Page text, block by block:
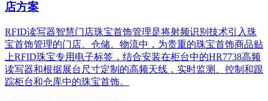
店方案
RFID读写器智慧门店珠宝首饰管理是将射频识别技术引入珠
宝首饰管理的门店、仓储、物流中，为贵重的珠宝首饰商品贴
上RFID珠宝专用电子标签，结合安装在柜台中的HR7738高频
读写器和根据展台尺寸定制的高频天线，实时监测、控制和跟
踪柜台和仓库中的珠宝首饰。